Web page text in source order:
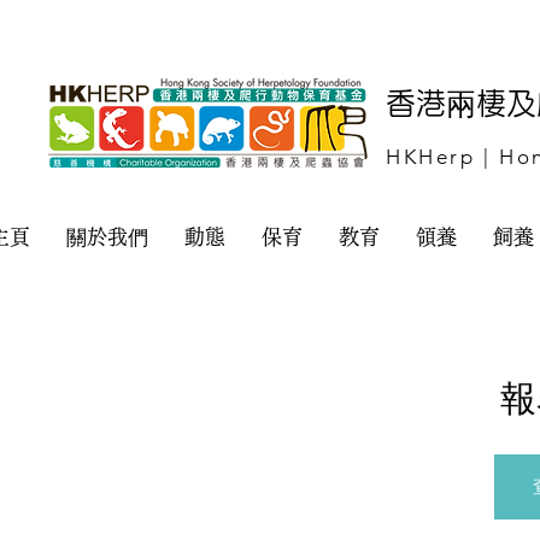
香港兩棲
HKHerp |
頁 關於我們 動態 保育 教育 領養 飼養